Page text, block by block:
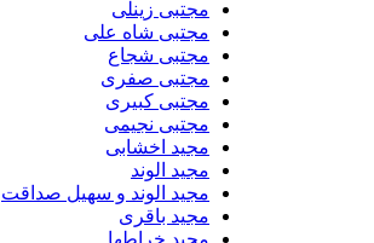
مجتبی زینلی
مجتبی شاه علی
مجتبی شجاع
مجتبی صفری
مجتبی کبیری
مجتبی نجیمی
مجید اخشابی
مجید الوند‎
مجید الوند و سهیل صداقت
مجید باقری
مجید خراطها